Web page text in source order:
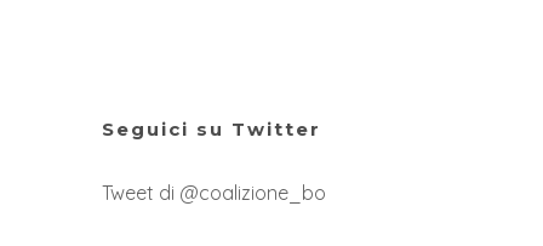
Seguici su Twitter
Tweet di @coalizione_bo